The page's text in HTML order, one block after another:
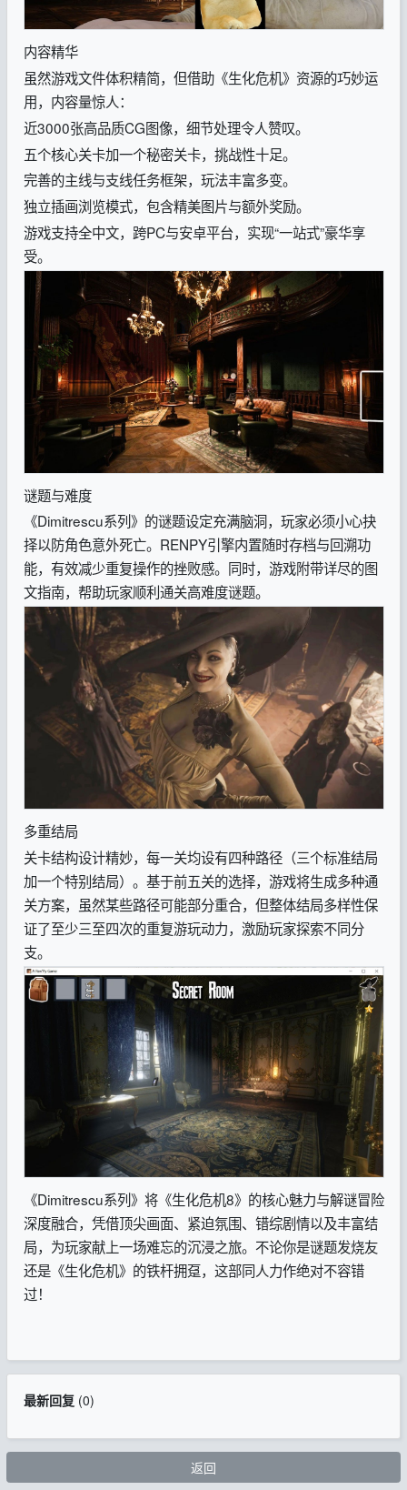
内容精华
虽然游戏文件体积精简，但借助《生化危机》资源的巧妙运
用，内容量惊人：
近3000张高品质CG图像，细节处理令人赞叹。
五个核心关卡加一个秘密关卡，挑战性十足。
完善的主线与支线任务框架，玩法丰富多变。
独立插画浏览模式，包含精美图片与额外奖励。
游戏支持全中文，跨PC与安卓平台，实现“一站式”豪华享
受。
谜题与难度
《Dimitrescu系列》的谜题设定充满脑洞，玩家必须小心抉
择以防角色意外死亡。RENPY引擎内置随时存档与回溯功
能，有效减少重复操作的挫败感。同时，游戏附带详尽的图
文指南，帮助玩家顺利通关高难度谜题。
多重结局
关卡结构设计精妙，每一关均设有四种路径（三个标准结局
加一个特别结局）。基于前五关的选择，游戏将生成多种通
关方案，虽然某些路径可能部分重合，但整体结局多样性保
证了至少三至四次的重复游玩动力，激励玩家探索不同分
支。
《Dimitrescu系列》将《生化危机8》的核心魅力与解谜冒险
深度融合，凭借顶尖画面、紧迫氛围、错综剧情以及丰富结
局，为玩家献上一场难忘的沉浸之旅。不论你是谜题发烧友
还是《生化危机》的铁杆拥趸，这部同人力作绝对不容错
过！
最新回复(0)
返回